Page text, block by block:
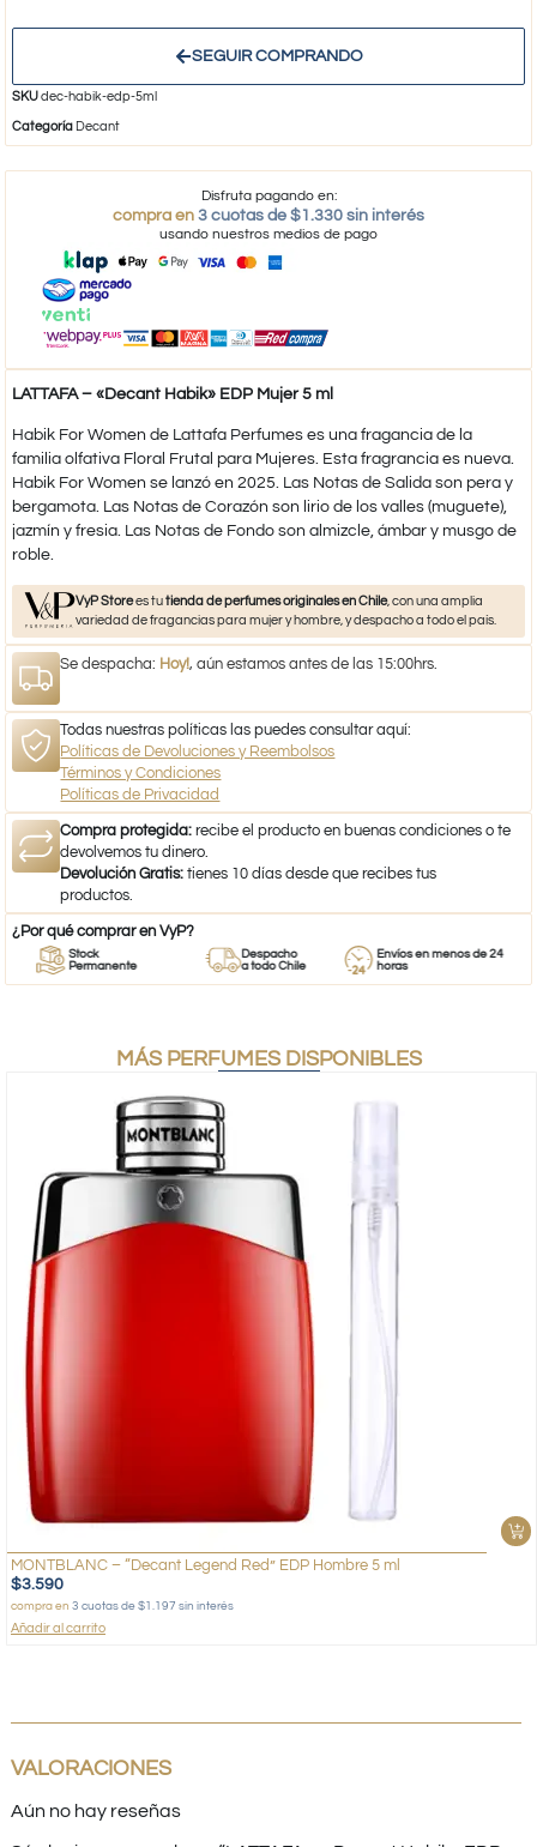
SEGUIR COMPRANDO
SKUdec-habik-edp-5ml
Categoría Decant
Disfruta pagando en:
compra en 3 cuotas de $1.330 sin interés
usando nuestros medios de pago
LATTAFA – «Decant Habik» EDP Mujer 5 ml
Habik For Women de Lattafa Perfumes es una fragancia de la
familia olfativa Floral Frutal para Mujeres. Esta fragrancia es nueva.
Habik For Women se lanzó en 2025. Las Notas de Salida son pera y
bergamota. Las Notas de Corazón son lirio de los valles (muguete),
jazmín y fresia. Las Notas de Fondo son almizcle, ámbar y musgo de
roble.
VyP Storees tutienda de perfumes originales en Chile, con una amplia
variedad de fragancias para mujer y hombre, y despacho a todo el país.
Se despacha: Hoy!, aún estamos antes de las 15:00hrs.
Todas nuestras políticas las puedes consultar aquí:
Políticas de Devoluciones y Reembolsos
Términos y Condiciones
Políticas de Privacidad
Compra protegida: recibe el producto en buenas condiciones o te
devolvemos tu dinero.
Devolución Gratis: tienes 10 días desde que recibes tus
productos.
¿Por qué comprar en VyP?
Stock
Permanente
Despacho
a todo Chile
Envíos en menos de 24
horas
MÁS PERFUMES DISPONIBLES
MONTBLANC – “Decant Legend Red” EDP Hombre 5 ml
$3.590
compra en 3 cuotas de $1.197 sin interés
Añadir al carrito
VALORACIONES
Aún no hay reseñas